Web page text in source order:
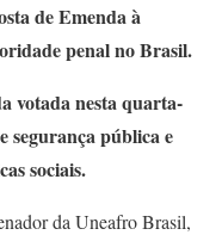
de Emenda à
penal no Brasil.
votada nesta quarta-
segurança pública e
sociais.
da Uneafro Brasil,